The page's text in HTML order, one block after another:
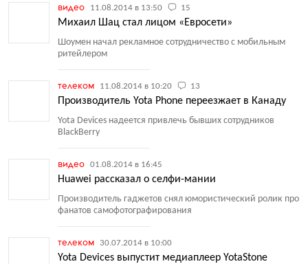
видео 11.08.2014 в 13:50 15
Михаил Шац стал лицом «Евросети»
Шоумен начал рекламное сотрудничество с мобильным
ритейлером
телеком 11.08.2014 в 10:20 13
Производитель Yota Phone переезжает в Канаду
Yota Devices надеется привлечь бывших сотрудников
BlackBerry
видео 01.08.2014 в 16:45
Huawei рассказал о селфи-мании
Производитель гаджетов снял юмористический ролик про
фанатов самофотографирования
телеком 30.07.2014 в 10:00
Yota Devices выпустит медиаплеер YotaStone